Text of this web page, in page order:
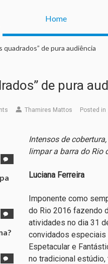
Home
quadrados” de pura audiência
de pura
Thamires Mattos Posted in
Intensos de
limpar a barra do Rio
Luciana Ferreira
Imponente como
do Rio 2016 fazendo
atividades no dia 31
convidados especiais
Espetacular e
no tradicional